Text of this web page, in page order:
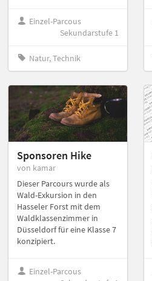
Einzel-Parcous
Sekundarstufe 1
Natur, Technik
Sponsoren Hike
von kamar
Dieser Parcours wurde als
Wald-Exkursion in den
Hasseler Forst mit dem
Waldklassenzimmer in
Düsseldorf für eine Klasse 7
konzipiert.
Einzel-Parcous